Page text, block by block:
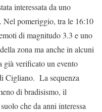
interessata da uno
Nel pomeriggio, tra le 16:10
di magnitudo 3.3 e uno
zona ma anche in alcuni
già verificato un evento
Cigliano. La sequenza
di bradisismo, il
che da anni interessa